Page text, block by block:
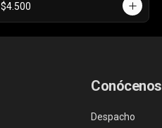
$4.500
Conócenos
Despacho